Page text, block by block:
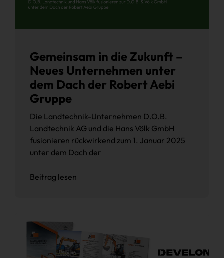
Gemeinsam in die Zukunft –
Neues Unternehmen unter
dem Dach der Robert Aebi
Gruppe
Die Landtechnik-Unternehmen D.O.B.
Landtechnik AG und die Hans Völk GmbH
fusionieren rückwirkend zum 1. Januar 2025
unter dem Dach der
Beitrag lesen